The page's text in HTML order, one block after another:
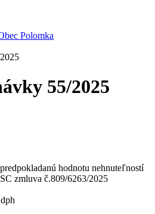
Polomka
55/2025
hodnotu nehnuteľností
zmluva č.809/6263/2025